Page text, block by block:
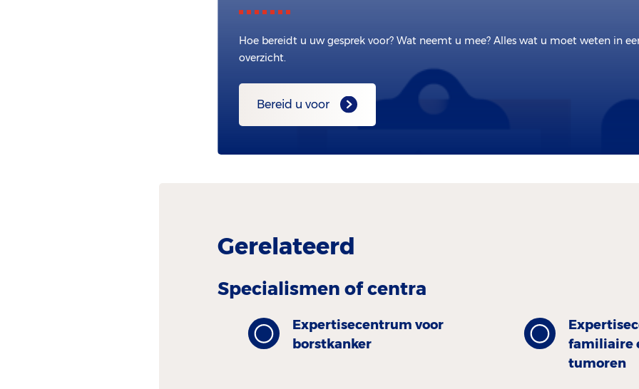
Hoe bereidt u uw gesprek voor? Wat neemt u mee? Alles wat u moet weten in
overzicht.
Bereid u voor
Gerelateerd
Specialismen of centra
Expertisecentrum voor
borstkanker
familiaire
tumoren